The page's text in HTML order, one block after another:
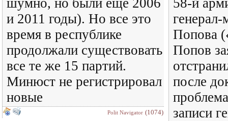
шумно, но были еще 2006
и 2011 годы). Но все это
время в республике
продолжали существовать
все те же 15 партий.
Минюст не регистрировал
новые
Polit Navigator (1074)
58-й
Попова
Попов
после
записи